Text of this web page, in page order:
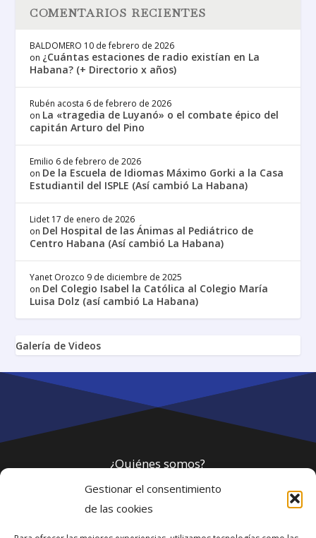
Gestionar el consentimiento
de las cookies
COMENTARIOS RECIENTES
BALDOMERO 10 de febrero de 2026
on ¿Cuántas estaciones de radio existían en La
Habana? (+ Directorio x años)
Rubén acosta 6 de febrero de 2026
on La «tragedia de Luyanó» o el combate épico del
capitán Arturo del Pino
Emilio 6 de febrero de 2026
on De la Escuela de Idiomas Máximo Gorki a la Casa
Estudiantil del ISPLE (Así cambió La Habana)
Lidet 17 de enero de 2026
on Del Hospital de las Ánimas al Pediátrico de
Centro Habana (Así cambió La Habana)
Yanet Orozco 9 de diciembre de 2025
on Del Colegio Isabel la Católica al Colegio María
Luisa Dolz (así cambió La Habana)
Galería de Videos
¿Quiénes somos?
Política de privacidad